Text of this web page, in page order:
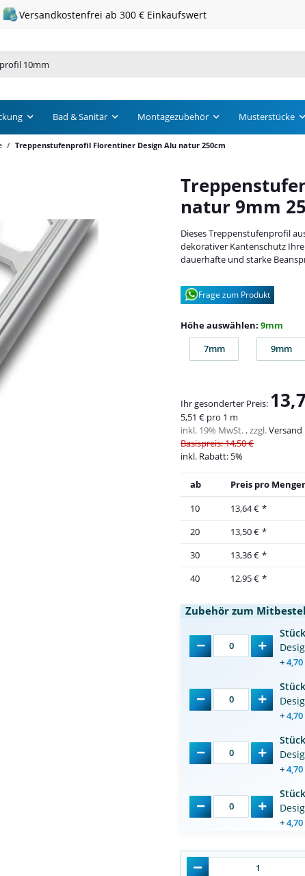
Schneller Versand · 1 – 3 Werktage
Bad & Sanitär Montagezubehör Musterstücke
Treppenstufenprofil Florentiner Design Alu natur 250cm
natur 9mm
Dieses Treppenstufenprofil
dekorativer Kantenschutz
dauerhafte und starke
Frage zum Produkt
Höhe auswählen: 9mm
7mm
7mm 9mm
9mm
Ihr gesonderter Preis:
5,51 € pro 1 m
inkl. 19% MwSt. , zzgl.Versand
Basispreis: 14,50 €
inkl. Rabatt: 5%
ab
Preis pro
10
13,64 € *
20
13,50 € *
30
13,36 € *
40
12,95 € *
Zubehör zum
+4,70
+4,70
+4,70
+4,70